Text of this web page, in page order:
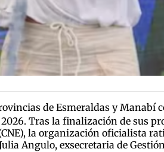
de Esmeraldas y Manabí
Tras la finalización de sus
la organización oficialista
Angulo, exsecretaria de